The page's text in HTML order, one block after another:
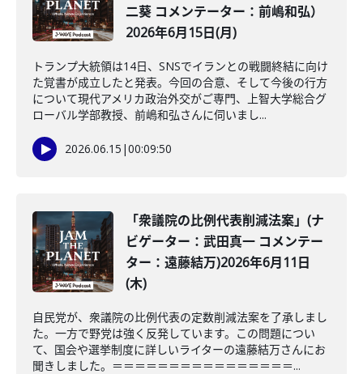
二葵 コメンテーター：前嶋和弘）
2026年6月15日(月)
トランプ大統領は14日、SNSでイランとの戦闘終結に向け
た覚書が成立したと発表。今回の合意、そして今後の行方
について現代アメリカ政治外交がご専門、上智大学総合グ
ローバル学部教授、前嶋和弘さんに伺いまし...
2026.06.15 |00:09:50
「衆議院の比例代表削減法案」(ナ
ビゲーター：武田真一 コメンテー
ター：遠藤結万)2026年6月11日
(木)
自民党が、衆議院の比例代表の定数削減法案を了承しまし
た。一方で野党は強く反発しています。この問題につい
て、国会や選挙制度に詳しいライターの遠藤結万さんにお
聞きしました。＝＝＝＝＝＝＝＝＝＝＝＝＝＝＝＝...